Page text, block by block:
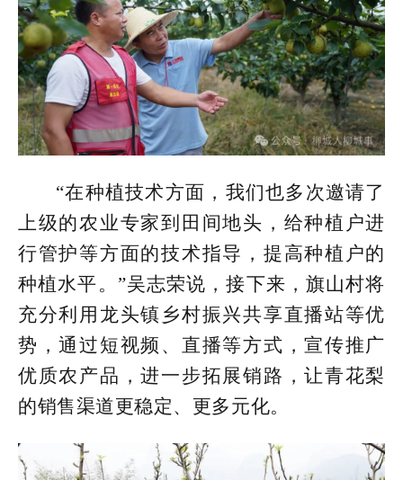
“在种植技术方面，我们也多次邀请了
上级的农业专家到田间地头，给种植户进
行管护等方面的技术指导，提高种植户的
种植水平。”吴志荣说，接下来，旗山村将
充分利用龙头镇乡村振兴共享直播站等优
势，通过短视频、直播等方式，宣传推广
优质农产品，进一步拓展销路，让青花梨
的销售渠道更稳定、更多元化。